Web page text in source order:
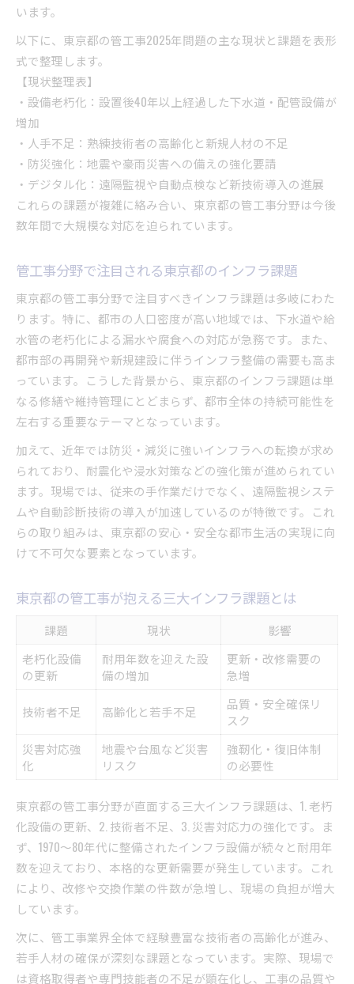
政策推進に向けた管工事の取り組み
今知りたいインフラ設備の課題とDX推進
インフラ設備課題とDX推進状況の比較表
DXで変わる管工事とインフラ設備の今
インフラ設備における課題解決の新潮流
東京都で進むインフラDXの取り組み
東京都下水道にみる管工事の革新技術
東京都下水道の管工事技術革新を事例別に表で
下水道分野で進化する管工事の新技術
革新技術が支える東京都のインフラ
管工事の視点から見る下水道の変化
注目を集める最新管工事技術の特徴
います。
以下に、東京都の管工事2025年問題の主な現状と課題を表形
式で整理します。
【現状整理表】
・設備老朽化：設置後40年以上経過した下水道・配管設備が
増加
・人手不足：熟練技術者の高齢化と新規人材の不足
・防災強化：地震や豪雨災害への備えの強化要請
・デジタル化：遠隔監視や自動点検など新技術導入の進展
これらの課題が複雑に絡み合い、東京都の管工事分野は今後
数年間で大規模な対応を迫られています。
管工事分野で注目される東京都のインフラ課題
東京都の管工事分野で注目すべきインフラ課題は多岐にわた
ります。特に、都市の人口密度が高い地域では、下水道や給
水管の老朽化による漏水や腐食への対応が急務です。また、
都市部の再開発や新規建設に伴うインフラ整備の需要も高ま
っています。こうした背景から、東京都のインフラ課題は単
なる修繕や維持管理にとどまらず、都市全体の持続可能性を
左右する重要なテーマとなっています。
加えて、近年では防災・減災に強いインフラへの転換が求め
られており、耐震化や浸水対策などの強化策が進められてい
ます。現場では、従来の手作業だけでなく、遠隔監視システ
ムや自動診断技術の導入が加速しているのが特徴です。これ
らの取り組みは、東京都の安心・安全な都市生活の実現に向
けて不可欠な要素となっています。
東京都の管工事が抱える三大インフラ課題とは
課題 現状
影響
老朽化設備
の更新
耐用年数を迎えた設
備の増加
更新・改修需要の
急増
技術者不足 高齢化と若手不足
品質・安全確保リ
スク
災害対応強
化
地震や台風など災害
リスク
強靭化・復旧体制
の必要性
東京都の管工事分野が直面する三大インフラ課題は、1. 老朽
化設備の更新、2. 技術者不足、3. 災害対応力の強化です。ま
ず、1970～80年代に整備されたインフラ設備が続々と耐用年
数を迎えており、本格的な更新需要が発生しています。これ
により、改修や交換作業の件数が急増し、現場の負担が増大
しています。
次に、管工事業界全体で経験豊富な技術者の高齢化が進み、
若手人材の確保が深刻な課題となっています。実際、現場で
は資格取得者や専門技能者の不足が顕在化し、工事の品質や